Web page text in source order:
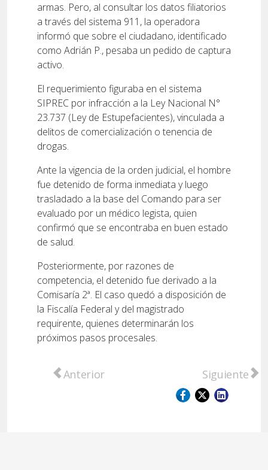
armas. Pero, al consultar los datos filiatorios
a través del sistema 911, la operadora
informó que sobre el ciudadano, identificado
como Adrián P., pesaba un pedido de captura
activo.
El requerimiento figuraba en el sistema
SIPREC por infracción a la Ley Nacional N°
23.737 (Ley de Estupefacientes), vinculada a
delitos de comercialización o tenencia de
drogas.
Ante la vigencia de la orden judicial, el hombre
fue detenido de forma inmediata y luego
trasladado a la base del Comando para ser
evaluado por un médico legista, quien
confirmó que se encontraba en buen estado
de salud.
Posteriormente, por razones de
competencia, el detenido fue derivado a la
Comisaría 2ª. El caso quedó a disposición de
la Fiscalía Federal y del magistrado
requirente, quienes determinarán los
próximos pasos procesales.
Artículo anterior: Proponen instituir en
Anterior Artículo
Siguiente